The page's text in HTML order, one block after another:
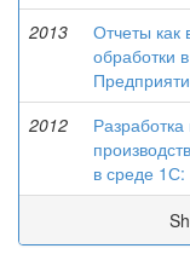
2013
Отчеты как
обработки
2012
в среде